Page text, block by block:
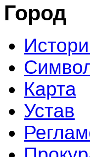
Город
Карта
Устав